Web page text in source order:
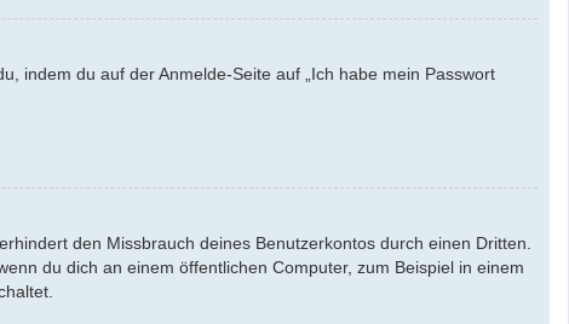
indem du auf der Anmelde-Seite auf „Ich habe mein Passwort
den Missbrauch deines Benutzerkontos durch einen Dritten.
du dich an einem öffentlichen Computer, zum Beispiel in einem